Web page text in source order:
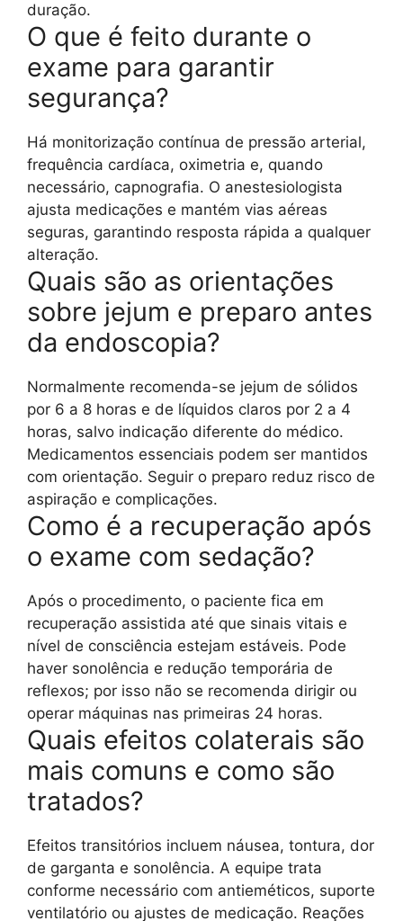
duração.
O que é feito durante o
exame para garantir
segurança?
Há monitorização contínua de pressão arterial,
frequência cardíaca, oximetria e, quando
necessário, capnografia. O anestesiologista
ajusta medicações e mantém vias aéreas
seguras, garantindo resposta rápida a qualquer
alteração.
Quais são as orientações
sobre jejum e preparo antes
da endoscopia?
Normalmente recomenda-se jejum de sólidos
por 6 a 8 horas e de líquidos claros por 2 a 4
horas, salvo indicação diferente do médico.
Medicamentos essenciais podem ser mantidos
com orientação. Seguir o preparo reduz risco de
aspiração e complicações.
Como é a recuperação após
o exame com sedação?
Após o procedimento, o paciente fica em
recuperação assistida até que sinais vitais e
nível de consciência estejam estáveis. Pode
haver sonolência e redução temporária de
reflexos; por isso não se recomenda dirigir ou
operar máquinas nas primeiras 24 horas.
Quais efeitos colaterais são
mais comuns e como são
tratados?
Efeitos transitórios incluem náusea, tontura, dor
de garganta e sonolência. A equipe trata
conforme necessário com antieméticos, suporte
ventilatório ou ajustes de medicação. Reações